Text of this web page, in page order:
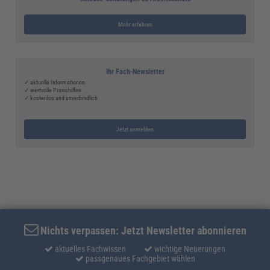
Mehr erfahren
Ihr Fach-Newsletter
✓ aktuelle Informationen
✓ wertvolle Praxishilfen
✓ kostenlos und unverbindlich
Jetzt anmelden
Nichts verpassen: Jetzt Newsletter abonnieren
aktuelles Fachwissen
wichtige Neuerungen
passgenaues Fachgebiet wählen